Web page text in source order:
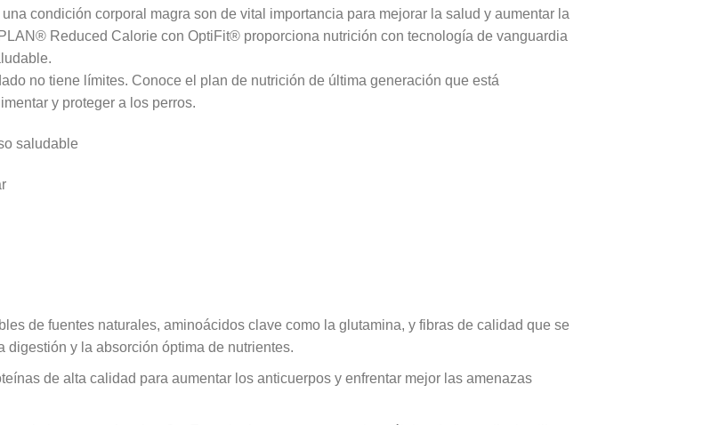
condición corporal magra son de vital importancia para mejorar la salud y aumentar la
Reduced Calorie con OptiFit® proporciona nutrición con tecnología de vanguardia
no tiene límites. Conoce el plan de nutrición de última generación que está
y proteger a los perros.
saludable
de fuentes naturales, aminoácidos clave como la glutamina, y fibras de calidad que se
digestión y la absorción óptima de nutrientes.
de alta calidad para aumentar los anticuerpos y enfrentar mejor las amenazas